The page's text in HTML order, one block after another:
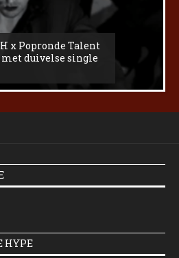
x Popronde Talent
met duivelse single
HYPE